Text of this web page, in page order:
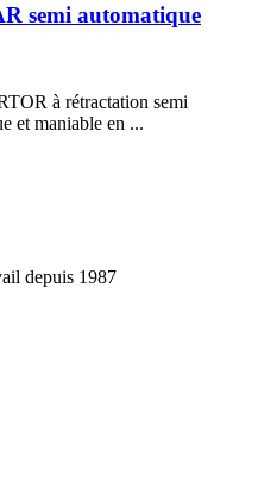
semi automatique
à rétractation semi
et maniable en ...
depuis 1987